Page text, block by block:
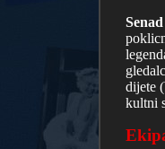
dijete
kultni